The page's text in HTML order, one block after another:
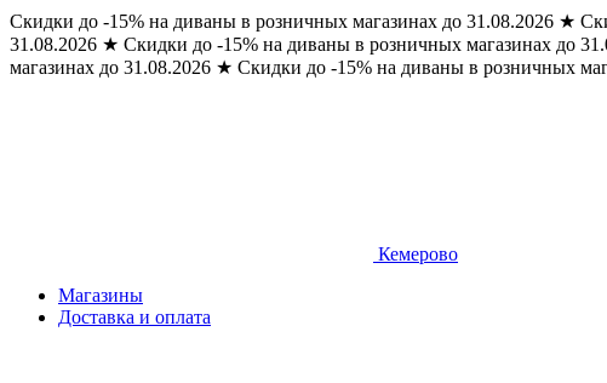
Скидки до -15% на диваны в розничных магазинах до 31.08.2026 ★
31.08.2026 ★ Скидки до -15% на диваны в розничных магазинах до
магазинах до 31.08.2026 ★ Скидки до -15% на диваны в розничных
Кемерово
Магазины
Доставка и оплата